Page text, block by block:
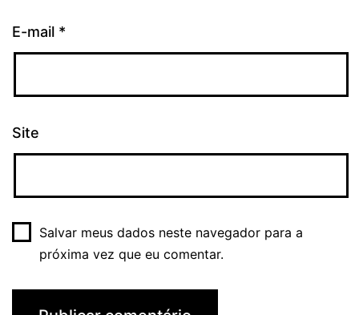
E-mail *
Site
Salvar meus dados neste navegador para a
próxima vez que eu comentar.